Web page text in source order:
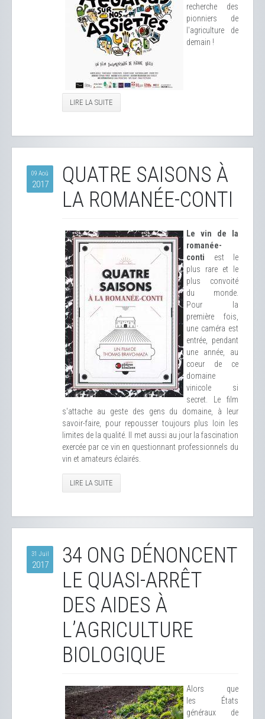
recherche des
pionniers de
l'agriculture de
demain !
LIRE LA SUITE
09 Aoû
2017
QUATRE SAISONS À
LA ROMANÉE-CONTI
Le vin de la
romanée-
conti est le
plus rare et le
plus convoité
du monde.
Pour la
première fois,
une caméra est
entrée, pendant
une année, au
coeur de ce
domaine
vinicole si
secret. Le film
s'attache au geste des gens du domaine, à leur
savoir-faire, pour repousser toujours plus loin les
limites de la qualité. Il met aussi au jour la fascination
exercée par ce vin en questionnant professionnels du
vin et amateurs éclairés.
LIRE LA SUITE
31 Juil
2017
34 ONG DÉNONCENT
LE QUASI-ARRÊT
DES AIDES À
L’AGRICULTURE
BIOLOGIQUE
Alors que
les États
généraux de